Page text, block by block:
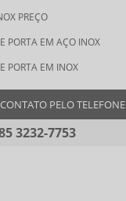
PREÇO
PORTA EM AÇO INOX
PORTA EM INOX
PELO TELEFONE
3232-7753